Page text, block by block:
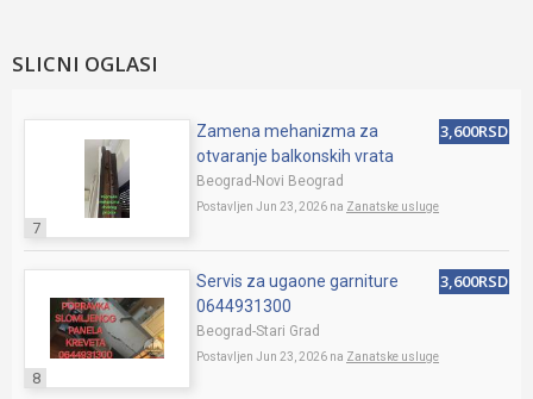
SLICNI OGLASI
7
Zamena mehanizma za
otvaranje balkonskih vrata
Beograd-Novi Beograd
Postavljen Jun 23, 2026 na Zanatske usluge
3,600RSD
8
Servis za ugaone garniture
0644931300
Beograd-Stari Grad
Postavljen Jun 23, 2026 na Zanatske usluge
3,600RSD